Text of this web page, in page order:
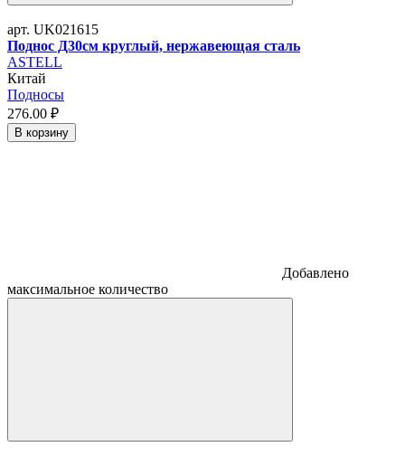
арт. UK021615
Поднос Д30см круглый, нержавеющая сталь
ASTELL
Китай
Подносы
276.00 ₽
В корзину
Добавлено
максимальное количество